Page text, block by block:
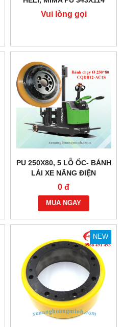
MỚI 100%
Vui lòng gọi
PU 250X80, 5 LỖ ỐC- BÁNH
LÁI XE NÂNG ĐIỆN
HANGCHA
0 đ
MUA NGAY
NEW